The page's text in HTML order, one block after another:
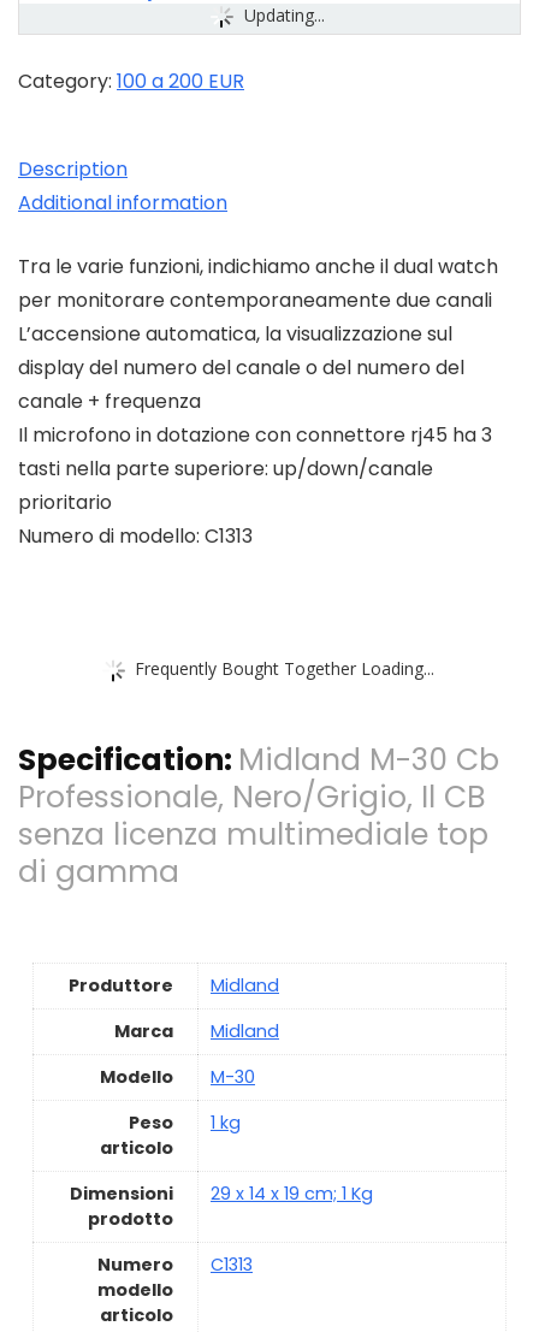
Updating...
Category: 100 a 200 EUR
Description
Additional information
Tra le varie funzioni, indichiamo anche il dual watch
per monitorare contemporaneamente due canali
L’accensione automatica, la visualizzazione sul
display del numero del canale o del numero del
canale + frequenza
Il microfono in dotazione con connettore rj45 ha 3
tasti nella parte superiore: up/down/canale
prioritario
Numero di modello: C1313
Frequently Bought Together Loading...
Specification: Midland M-30 Cb
Professionale, Nero/Grigio, Il CB
senza licenza multimediale top
di gamma
Produttore
‎Midland
Marca
‎Midland
Modello
‎M-30
Peso
articolo
‎1 kg
Dimensioni
prodotto
‎29 x 14 x 19 cm; 1 Kg
Numero
modello
articolo
‎C1313